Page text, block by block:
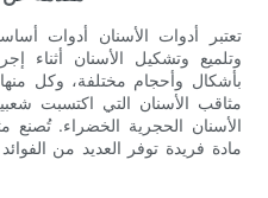
تعتبر أدوات الأسنان أدوات
وتلميع وتشكيل الأسنان أثناء
بأشكال وأحجام مختلفة، وكل
مثاقب الأسنان التي اكتسبت
الأسنان الحجرية الخضراء.
مادة فريدة توفر العديد من